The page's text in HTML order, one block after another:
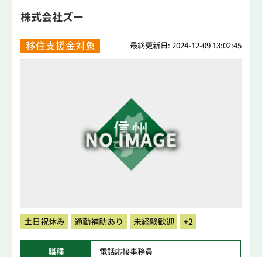
株式会社ズー
移住支援金対象 最終更新日: 2024-12-09 13:02:45
土日祝休み 通勤補助あり 未経験歓迎 +2
職種 電話応接事務員